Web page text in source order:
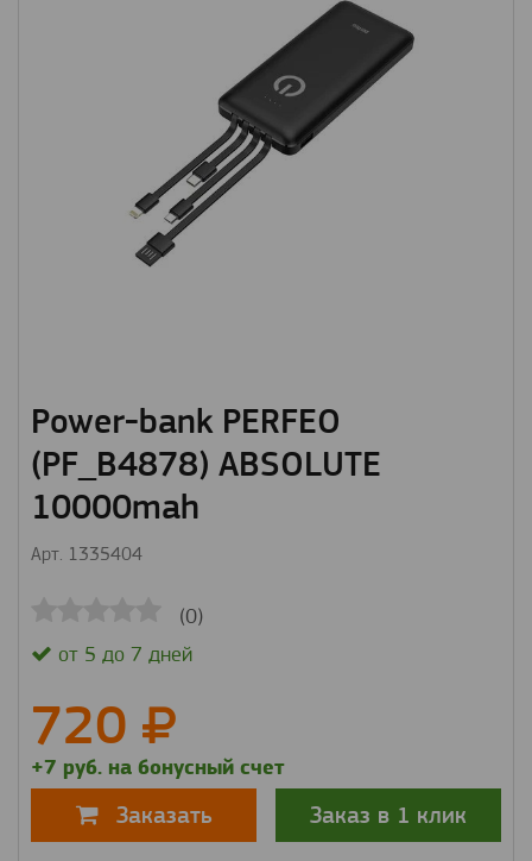
Power-bank PERFEO
(PF_B4878) ABSOLUTE
10000mah
Арт. 1335404
(0)
от 5 до 7 дней
720
+7 руб. на бонусный счет
Заказать Заказ в 1 клик